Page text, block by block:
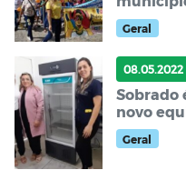
parceria
Educação.
Geral
08.05.2022
Sobrado
novo
Geral